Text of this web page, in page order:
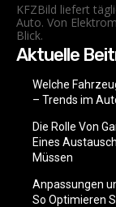
KFZBild liefert
Auto. Von
Blick.
Aktuelle
Welche
– Trends im
Die Rolle Von
Eines
Müssen
Anpassungen
So Optimieren